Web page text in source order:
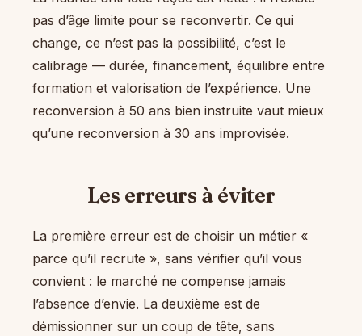
pas d’âge limite pour se reconvertir. Ce qui
change, ce n’est pas la possibilité, c’est le
calibrage — durée, financement, équilibre entre
formation et valorisation de l’expérience. Une
reconversion à 50 ans bien instruite vaut mieux
qu’une reconversion à 30 ans improvisée.
Les erreurs à éviter
La première erreur est de choisir un métier «
parce qu’il recrute », sans vérifier qu’il vous
convient : le marché ne compense jamais
l’absence d’envie. La deuxième est de
démissionner sur un coup de tête, sans